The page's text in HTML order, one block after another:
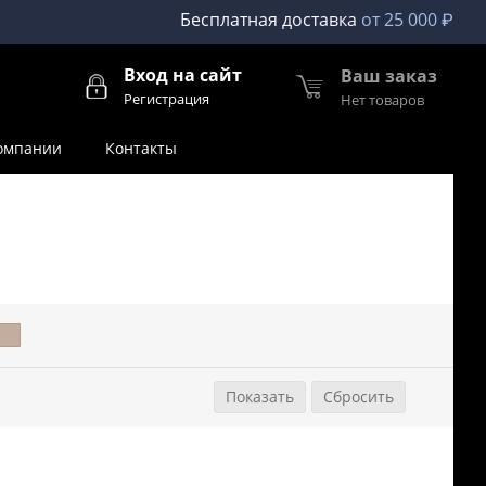
Бесплатная доставка от 25 000 ₽
Вход на сайт
Регистрация
Ваш заказ
Нет товаров
Контакты
Сбросить